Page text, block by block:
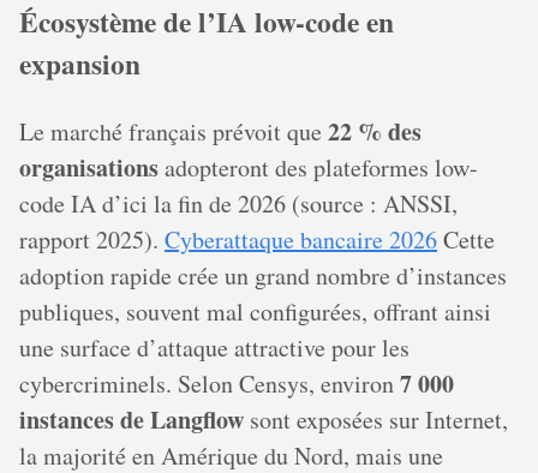
Écosystème de l’IA low-code en
expansion
Le marché français prévoit que 22 % des
organisationsadopteront des plateformes low-
code IA d’ici la fin de 2026 (source : ANSSI,
rapport 2025). Cyberattaque bancaire 2026Cette
adoption rapide crée un grand nombre d’instances
publiques, souvent mal configurées, offrant ainsi
une surface d’attaque attractive pour les
cybercriminels. Selon Censys, environ7 000
instances de Langflow sont exposées sur Internet,
la majorité en Amérique du Nord, mais une